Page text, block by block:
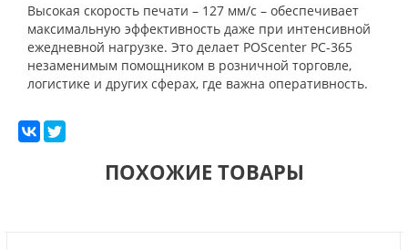
Высокая скорость печати – 127 мм/с – обеспечивает
максимальную эффективность даже при интенсивной
ежедневной нагрузке. Это делает POScenter PC-365
незаменимым помощником в розничной торговле,
логистике и других сферах, где важна оперативность.
ПОХОЖИЕ ТОВАРЫ